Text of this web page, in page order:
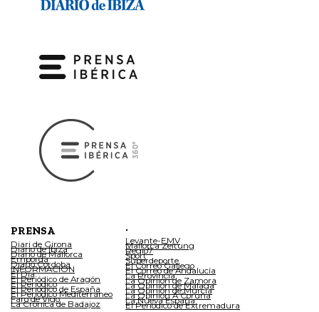
PRENSA
Diari de Girona
Diario de Ibiza
Diario de Mallorca
Empordà
Diario Córdoba
INFORMACIÓN
El Día
El Periódico de Aragón
El Periódico
El Periódico de España
El Periódico Mediterráneo
Faro de Vigo
La Crónica de Badajoz
.
Levante-EMV
Mallorca Zeitung
Regio7
Sport
Superdeporte
El Correo Gallego
El Correo de Andalucía
La Provincia
La Opinión de Zamora
La Opinión de Málaga
La Opinión de Murcia
La Opinión A Coruña
La Nueva España
El Periódico de Extremadura